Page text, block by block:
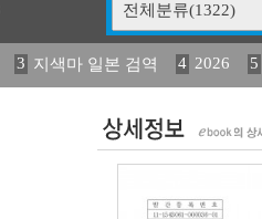
전체분류(1322)
3 지색마 일본 검역 4 2026
5
독성 식물 도감 13 媛 異 14